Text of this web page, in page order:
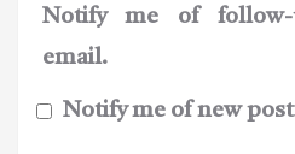
Notify me of
email.
Notify me of new